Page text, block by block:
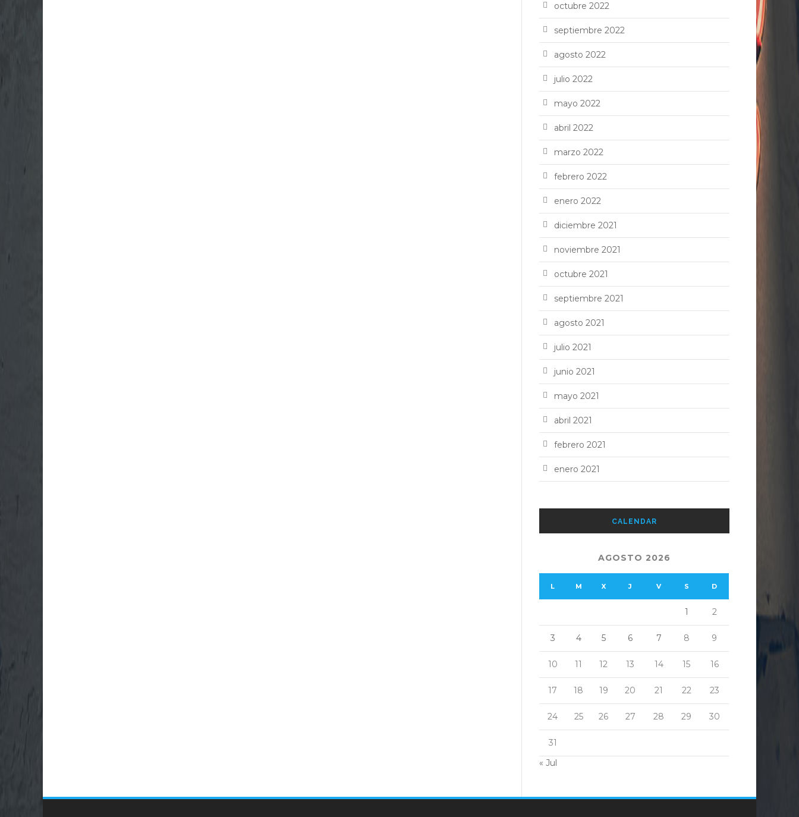
octubre 2022
septiembre 2022
agosto 2022
julio 2022
mayo 2022
abril 2022
marzo 2022
febrero 2022
enero 2022
diciembre 2021
noviembre 2021
octubre 2021
septiembre 2021
agosto 2021
julio 2021
junio 2021
mayo 2021
abril 2021
febrero 2021
enero 2021
CALENDAR
AGOSTO 2026
L M X J V S D
1 2
3 4 5 6 7 8 9
10 11 12 13 14 15 16
17 18 19 20 21 22 23
24 25 26 27 28 29 30
31
« Jul